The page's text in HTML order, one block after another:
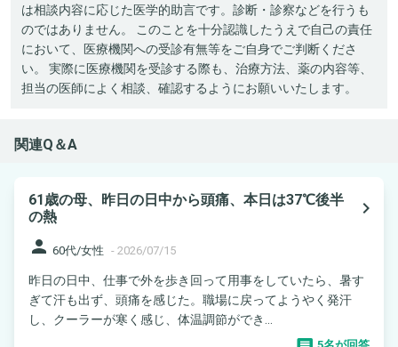
は相談内容に応じた医学的助言です。診断・診察などを行うも
のではありません。 このことを十分認識したうえで自己の責任
において、医療機関への受診有無等をご自身でご判断くださ
い。 実際に医療機関を受診する際も、治療方法、薬の内容等、
担当の医師によく相談、確認するようにお願いいたします。
関連Q＆A
61歳の母、昨日の日中から頭痛、本日は37℃後半
の熱
navigate_next
person 60代/女性 - 2026/07/15
昨日の日中、仕事で外を歩き回って用事をしていたら、暑す
ぎて汗も出ず、頭痛を感じた。職場に戻ってようやく発汗
し、クーラーが寒く感じ、体温調節ができ...